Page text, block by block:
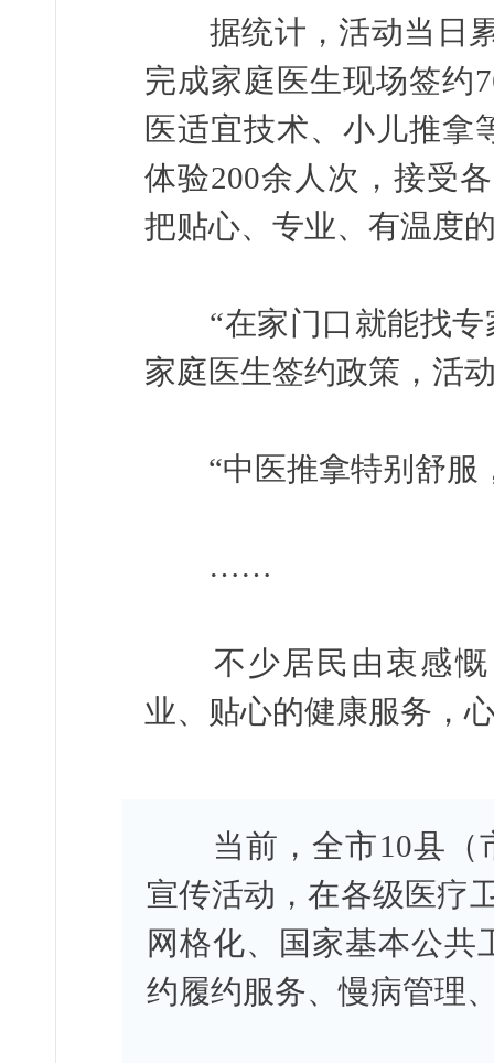
据统计，活动当日累
完成家庭医生现场签约
医适宜技术、小儿推拿
体验200余人次，接受
把贴心、专业、有温度
“在家门口就能找专
家庭医生签约政策，活
“中医推拿特别舒服
……
不少居民由衷感慨
业、贴心的健康服务，
当前，全市10县（
宣传活动，在各级医疗
网格化、国家基本公
约履约服务、慢病管理